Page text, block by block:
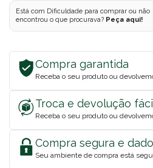
Está com Dificuldade para comprar ou não
encontrou o que procurava? Peça aqui!
Compra garantida
Receba o seu produto ou
Troca e devolução
Receba o seu produto ou
Compra segura e
Seu ambiente de compra está